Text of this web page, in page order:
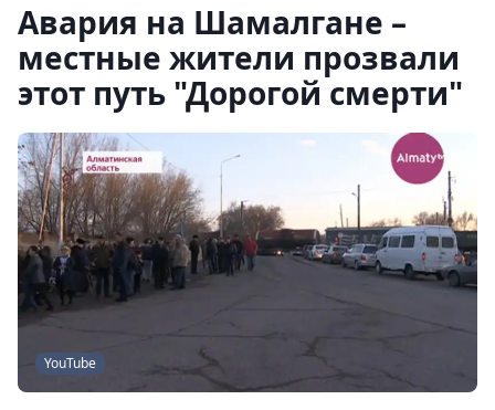
Авария на Шамалгане –
местные жители прозвали
этот путь "Дорогой смерти"
YouTube